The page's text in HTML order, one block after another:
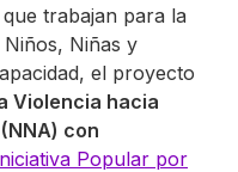
trabajan para la
Niñas y
el proyecto
Violencia hacia
con
Popular por